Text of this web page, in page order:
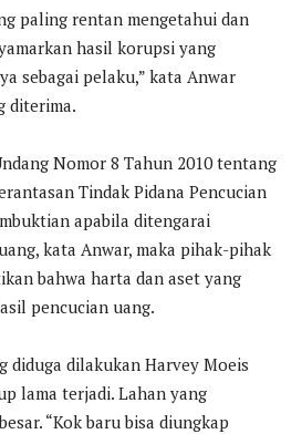
paling rentan mengetahui dan
hasil korupsi yang
sebagai pelaku,” kata Anwar
diterima.
Nomor 8 Tahun 2010 tentang
Tindak Pidana Pencucian
apabila ditengarai
kata Anwar, maka pihak-pihak
bahwa harta dan aset yang
pencucian uang.
diduga dilakukan Harvey Moeis
lama terjadi. Lahan yang
“Kok baru bisa diungkap